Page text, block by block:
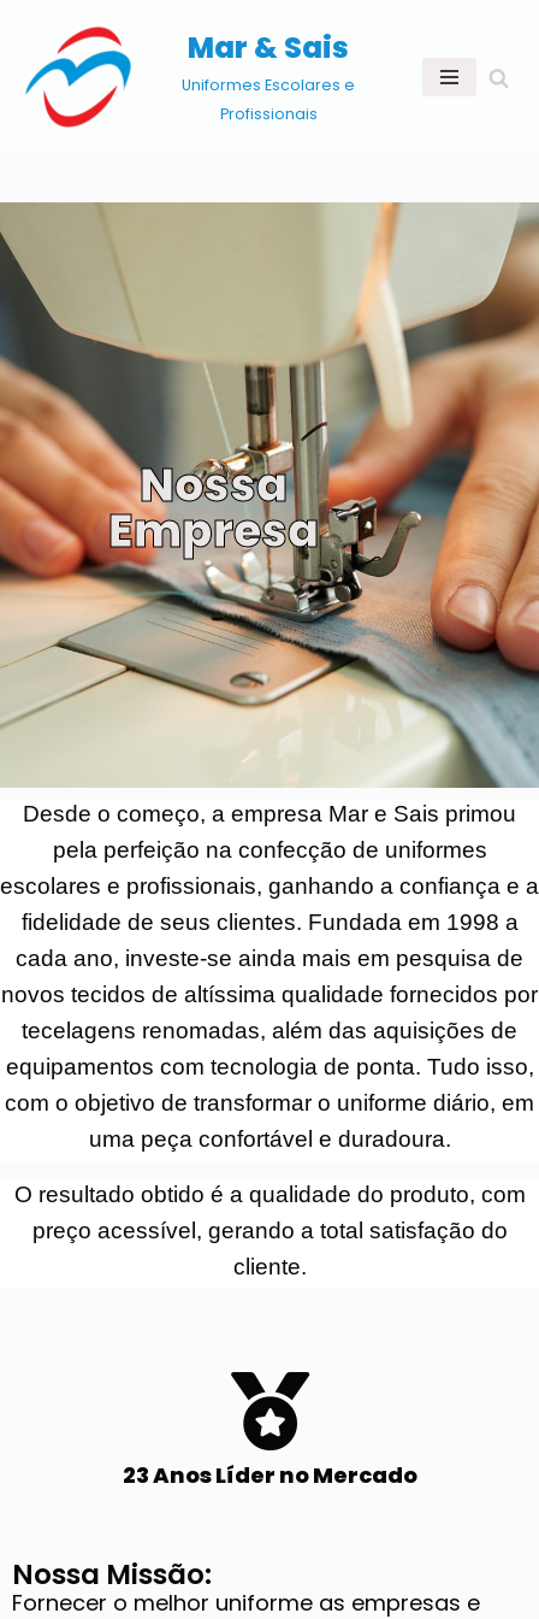
Pular
para
Mar & Sais
Uniformes Escolares e
Profissionais
Nossa
Empresa
Desde o começo, a empresa Mar e Sais primou
pela perfeição na confecção de uniformes
escolares e profissionais, ganhando a confiança e a
fidelidade de seus clientes. Fundada em 1998 a
cada ano, investe-se ainda mais em pesquisa de
novos tecidos de altíssima qualidade fornecidos por
tecelagens renomadas, além das aquisições de
equipamentos com tecnologia de ponta. Tudo isso,
com o objetivo de transformar o uniforme diário, em
uma peça confortável e duradoura.
O resultado obtido é a qualidade do produto, com
preço acessível, gerando a total satisfação do
cliente.
23 Anos Líder no Mercado
Nossa Missão: ​
Fornecer o melhor uniforme as empresas e